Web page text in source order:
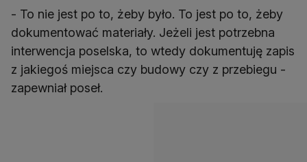
- To nie jest po to, żeby było. To jest po to, żeby
dokumentować materiały. Jeżeli jest potrzebna
interwencja poselska, to wtedy dokumentuję zapis
z jakiegoś miejsca czy budowy czy z przebiegu -
zapewniał poseł.